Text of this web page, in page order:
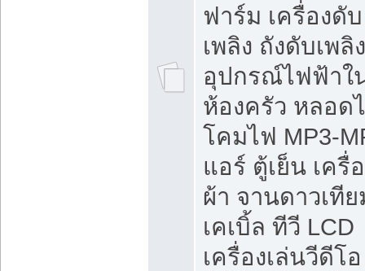
ฟาร์ม เครื่องดับ
เพลิง ถังดับเพลิง
อุปกรณ์ไฟฟ้าใ
ห้องครัว หลอด
โคมไฟ MP3-
แอร์ ตู้เย็น เครื่
ผ้า จานดาวเทีย
เคเบิ้ล ทีวี LCD
เครื่องเล่นวีดีโอ